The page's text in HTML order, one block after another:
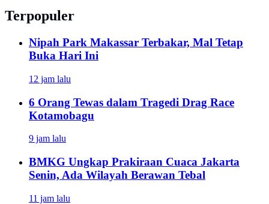
Terpopuler
Nipah Park Makassar Terbakar, Mal Tetap
Buka Hari Ini
12 jam lalu
6 Orang Tewas dalam Tragedi Drag Race
Kotamobagu
9 jam lalu
BMKG Ungkap Prakiraan Cuaca Jakarta
Senin, Ada Wilayah Berawan Tebal
11 jam lalu